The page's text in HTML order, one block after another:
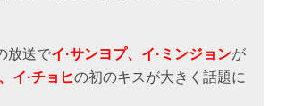
放送でイ·サンヨプ、イ·ミンジョンが
イ·チョヒの初のキスが大きく話題に